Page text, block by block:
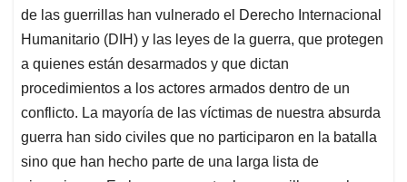
de las guerrillas han vulnerado el Derecho Internacional
Humanitario (DIH) y las leyes de la guerra, que protegen
a quienes están desarmados y que dictan
procedimientos a los actores armados dentro de un
conflicto. La mayoría de las víctimas de nuestra absurda
guerra han sido civiles que no participaron en la batalla
sino que han hecho parte de una larga lista de